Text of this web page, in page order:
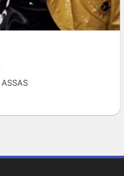
ASSAS